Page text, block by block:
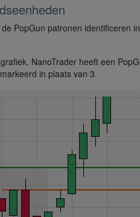
PopGun patronen
NanoTrader heeft een
in plaats van 3.